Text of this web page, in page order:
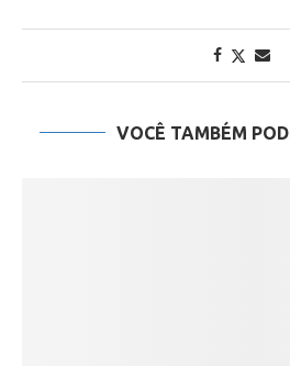
VOCÊ TAMBÉM